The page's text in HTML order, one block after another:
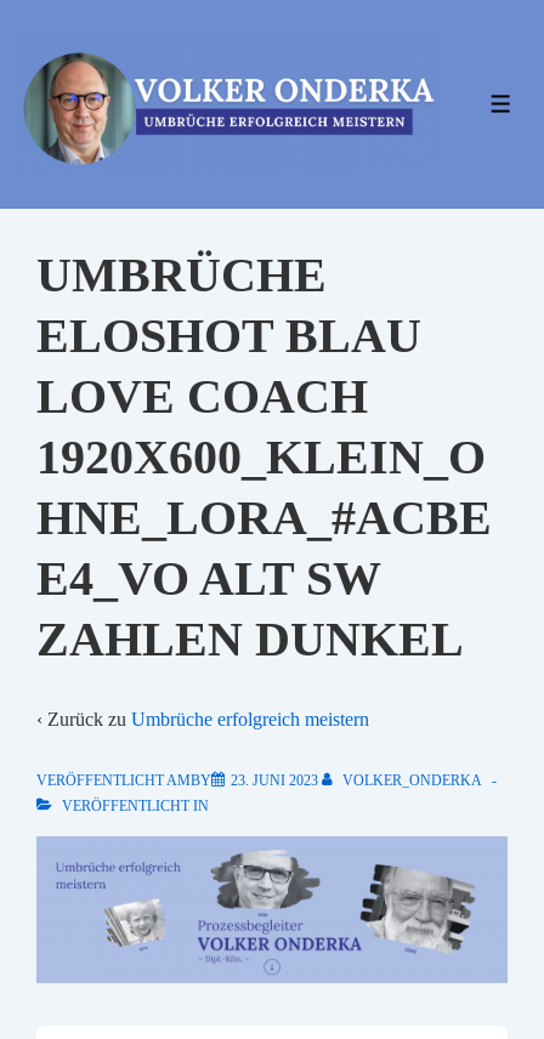
Inhalt
UMBRÜCHE
ELOSHOT BLAU
LOVE COACH
1920X600_KLEIN_O
HNE_LORA_#ACBE
E4_VO ALT SW
ZAHLEN DUNKEL
‹ Zurück zu Umbrüche erfolgreich meistern
VERÖFFENTLICHT AMBY 23. JUNI 2023
VOLKER_ONDERKA
VERÖFFENTLICHT IN